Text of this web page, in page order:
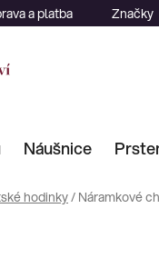
a platba Značky
Náušnice
hodinky/ Náramkové